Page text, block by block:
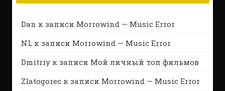
Dan к записи Morrowind — Music Error
NLк записи Morrowind — Music Error
Dmitriyк записи Мой личный топ фильмов
Zlatogorecк записи Morrowind — Music Error